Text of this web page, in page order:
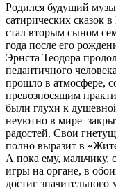
Родился будущий
сатирических сказок
стал вторым сыном
года после его
Эрнста Теодора
педантичного
прошло в атмосфере,
превозносящим
были глухи к
неуютно в мире
радостей. Свои
полно выразит в
А пока ему, мальчику,
игры на органе, в
достиг значительного